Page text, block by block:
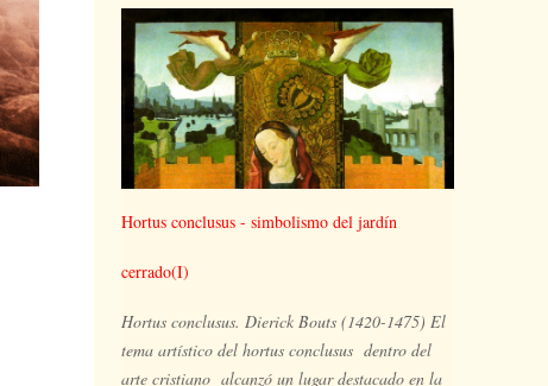
Hortus conclusus - simbolismo del jardín
cerrado(I)
Hortus conclusus. Dierick Bouts (1420-1475) El
tema artístico del hortus conclusus dentro del
arte cristiano alcanzó un lugar destacado en la